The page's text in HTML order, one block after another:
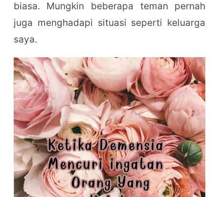
biasa. Mungkin beberapa teman pernah
juga menghadapi situasi seperti keluarga
saya.